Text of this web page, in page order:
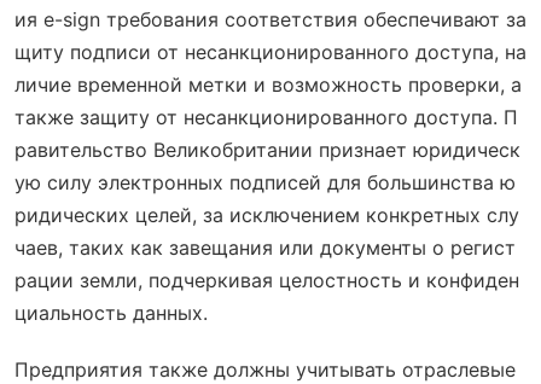
ия e-sign требования соответствия обеспечивают за
щиту подписи от несанкционированного доступа, на
личие временной метки и возможность проверки, а
также защиту от несанкционированного доступа. П
равительство Великобритании признает юридическ
ую силу электронных подписей для большинства ю
ридических целей, за исключением конкретных слу
чаев, таких как завещания или документы о регист
рации земли, подчеркивая целостность и конфиден
циальность данных.
Предприятия также должны учитывать отраслевые